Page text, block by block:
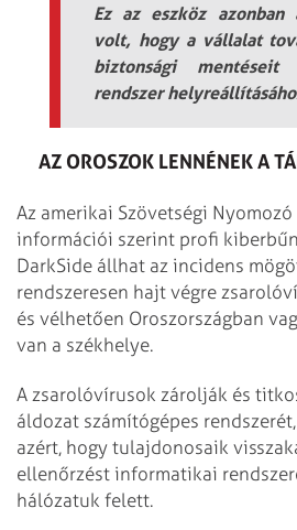
Ez az eszköz azonban
volt, hogy a vállalat
biztonsági mentéseit
rendszer
AZ OROSZOK LENNÉNEK A
Az amerikai Szövetségi Nyomozó
információi szerint profi
DarkSide állhat az incidens
rendszeresen hajt végre
és vélhetően Oroszországban
van a székhelye.
A zsarolóvírusok zárolják és
áldozat számítógépes
azért, hogy tulajdonosaik
ellenőrzést informatikai
hálózatuk felett.